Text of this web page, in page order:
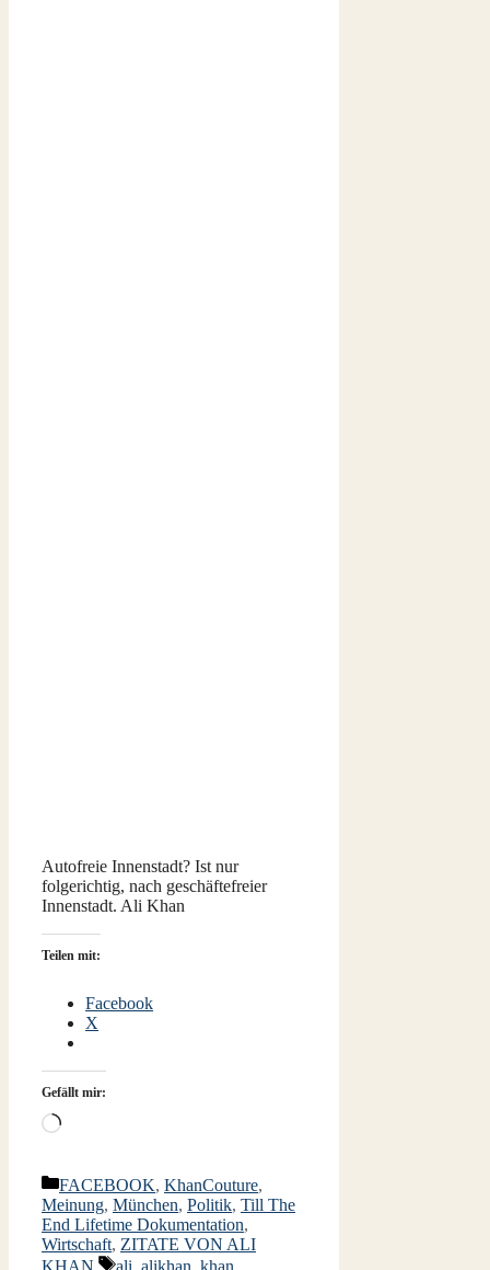
Autofreie Innenstadt? Ist nur
folgerichtig, nach geschäftefreier
Innenstadt. Ali Khan
Teilen mit:
Facebook
X
Gefällt mir:
Wird
Kategorien
FACEBOOK, KhanCouture,
Meinung, München, Politik, Till The
End Lifetime Dokumentation,
Wirtschaft, ZITATE VON ALI
KHAN
Schlagwörter
ali alikhan khan